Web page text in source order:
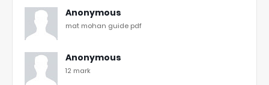
Anonymous
mat mohan guide pdf
Anonymous
12 mark